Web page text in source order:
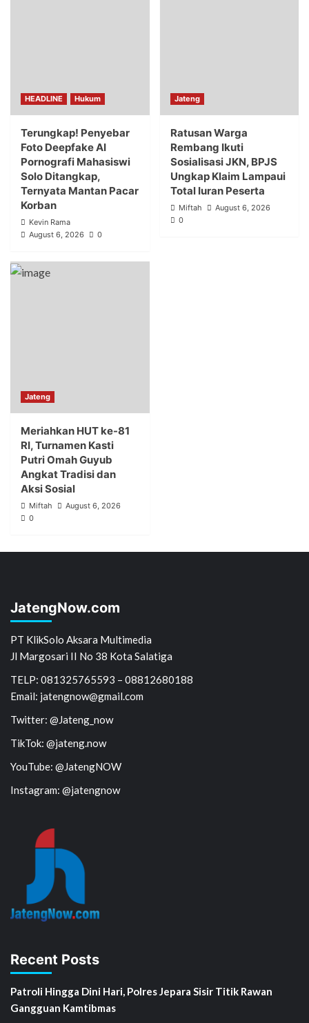
HEADLINE Hukum
Terungkap! Penyebar
Foto Deepfake AI
Pornografi Mahasiswi
Solo Ditangkap,
Ternyata Mantan Pacar
Korban
Kevin Rama
August 6, 2026
0
Jateng
Ratusan Warga
Rembang Ikuti
Sosialisasi JKN, BPJS
Ungkap Klaim Lampaui
Total Iuran Peserta
Miftah
August 6, 2026
0
Jateng
Meriahkan HUT ke-81
RI, Turnamen Kasti
Putri Omah Guyub
Angkat Tradisi dan
Aksi Sosial
Miftah
August 6, 2026
0
JatengNow.com
PT KlikSolo Aksara Multimedia
Jl Margosari II No 38 Kota Salatiga
TELP: 081325765593 – 08812680188
Email: jatengnow@gmail.com
Twitter: @Jateng_now
TikTok: @jateng.now
YouTube: @JatengNOW
Instagram: @jatengnow
Recent Posts
Patroli Hingga Dini Hari, Polres Jepara Sisir Titik Rawan
Gangguan Kamtibmas